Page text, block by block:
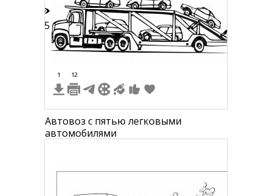
35
1 12
Автовоз с пятью легковыми
автомобилями